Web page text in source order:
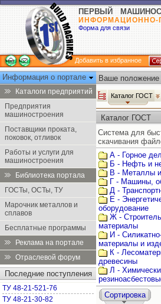
ПЕРВЫЙ
ИНФОРМАЦИОННО-
Форма для связи
Добавить в избранное
Информация о портале
Каталоги предприятий
Предприятия
машиностроения
Поставщики проката,
поковок, отливок
Работы и услуги для
машиностроения
Библиотека портала
ГОСТы, ОСТы, ТУ
Марочник металлов и
сплавов
Бесплатные программы
Реклама на портале
Отраслевой форум
Последние поступления
ТУ 48-21-521-76
ТУ 48-21-30-82
Ваше положение
Каталог ГОСТ
Каталог ГОСТ
Система для
скачивания
А - Горное
Б - Нефть и
В - Металлы
Г - Машины,
Д -
Е -
оборудование
Ж -
материалы
И -
материалы и
К -
древесины
Л -
Сортировка